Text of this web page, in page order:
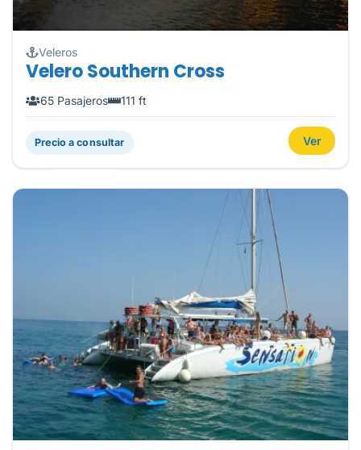
Veleros
Velero Southern Cross
65 Pasajeros 111 ft
Precio a consultar Ver